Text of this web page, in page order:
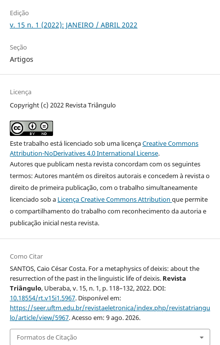
Edição
v. 15 n. 1 (2022): JANEIRO / ABRIL 2022
Seção
Artigos
Licença
Copyright (c) 2022 Revista Triângulo
Este trabalho está licenciado sob uma licençaCreative Commons
Attribution-NoDerivatives 4.0 International License.
Autores que publicam nesta revista concordam com os seguintes
termos: Autores mantém os direitos autorais e concedem à revista o
direito de primeira publicação, com o trabalho simultaneamente
licenciado sob a Licença Creative Commons Attribution que permite
o compartilhamento do trabalho com reconhecimento da autoria e
publicação inicial nesta revista.
Como Citar
SANTOS, Caio César Costa. For a metaphysics of deixis: about the
resurrection of the past in the linguistic life of deixis. Revista
Triângulo, Uberaba, v. 15, n. 1, p. 118–132, 2022. DOI:
10.18554/rt.v15i1.5967. Disponível em:
https://seer.uftm.edu.br/revistaeletronica/index.php/revistatriangu
lo/article/view/5967. Acesso em: 9 ago. 2026.
Formatos de Citação